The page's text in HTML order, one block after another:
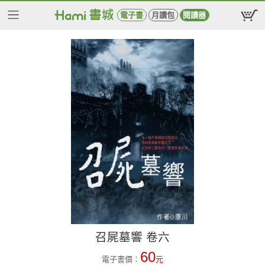
電子書 月讀包 閱讀器
召屍墓響 卷六
電子書價： 60元